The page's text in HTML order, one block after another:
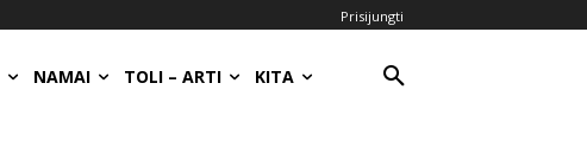
Prisijungti
NAMAI TOLI – ARTI KITA